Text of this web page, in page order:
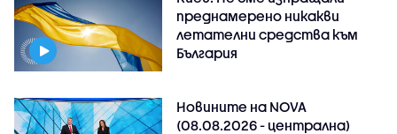
преднамерено никакви
летателни средства към
България
Новините на NOVA
(08.08.2026 - централна)